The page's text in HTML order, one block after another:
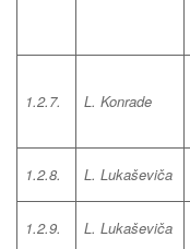
1.2.7. L. Konrade
1.2.8. L. Lukaševiča
1.2.9. L. Lukaševiča